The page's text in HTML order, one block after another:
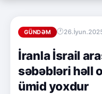
GÜNDƏM
İranla İsrail
səbəbləri həll
ümid yoxdur